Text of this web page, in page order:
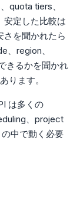
quota tiers、
定した比較は
を聞かれたら
region、
きるかを聞かれ
ります。
は多くの
、project
中で動く必要